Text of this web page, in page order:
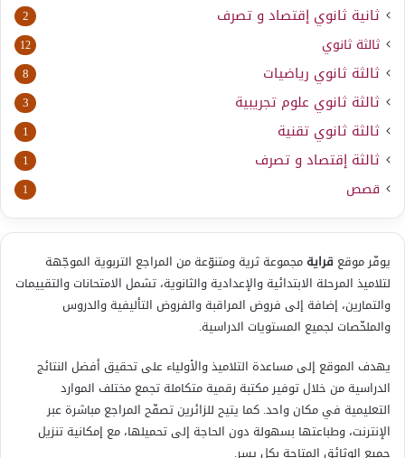
ثانية ثانوي إقتصاد و تصرف 2
ثالثة ثانوي 12
ثالثة ثانوي رياضيات 8
ثالثة ثانوي علوم تجريبية 3
ثالثة ثانوي تقنية 1
ثالثة إقتصاد و تصرف 1
قصص 1
يوفّر موقع قرايةمجموعة ثرية ومتنوّعة من المراجع التربوية الموجّهة
لتلاميذ المرحلة الابتدائية والإعدادية والثانوية، تشمل الامتحانات والتقييمات
والتمارين، إضافة إلى فروض المراقبة والفروض التأليفية والدروس
والملخّصات لجميع المستويات الدراسية.
يهدف الموقع إلى مساعدة التلاميذ والأولياء على تحقيق أفضل النتائج
الدراسية من خلال توفير مكتبة رقمية متكاملة تجمع مختلف الموارد
التعليمية في مكان واحد. كما يتيح للزائرين تصفّح المراجع مباشرة عبر
الإنترنت، وطباعتها بسهولة دون الحاجة إلى تحميلها، مع إمكانية تنزيل
جميع الوثائق المتاحة بكل يسر.